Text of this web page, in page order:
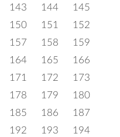
143 144
145
150 151
152
157 158
159
164 165
166
171 172
173
178 179
180
185 186
187
192 193
194